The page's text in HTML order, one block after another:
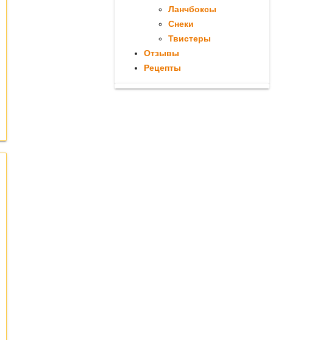
Ланчбоксы
Снеки
Твистеры
Отзывы
Рецепты